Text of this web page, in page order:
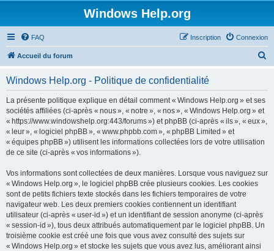
Windows Help.org
FAQ Connexion
Inscription
Accueil du forum
e
Windows Help.org - Politique de confidentialité
La présente politique explique en détail comment « Windows Help.org » et ses
sociétés affiliées (ci-après « nous », « notre », « nos », « Windows Help.org » et
« https://www.windowshelp.org:443/forums ») et phpBB (ci-après « ils », « eux »,
« leur », « logiciel phpBB », « www.phpbb.com », « phpBB Limited » et
« équipes phpBB ») utilisent les informations collectées lors de votre utilisation
de ce site (ci-après « vos informations »).
Vos informations sont collectées de deux manières. Lorsque vous naviguez sur
« Windows Help.org », le logiciel phpBB crée plusieurs cookies. Les cookies
sont de petits fichiers texte stockés dans les fichiers temporaires de votre
navigateur web. Les deux premiers cookies contiennent un identifiant
utilisateur (ci-après « user-id ») et un identifiant de session anonyme (ci-après
« session-id »), tous deux attribués automatiquement par le logiciel phpBB. Un
troisième cookie est créé une fois que vous avez consulté des sujets sur
« Windows Help.org » et stocke les sujets que vous avez lus, améliorant ainsi